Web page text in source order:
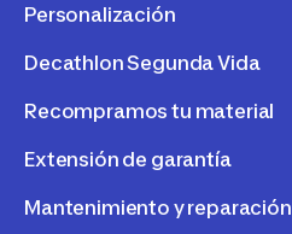
Personalización
Decathlon Segunda Vida
Recompramos tu material
Extensión de garantía
Mantenimiento y reparación